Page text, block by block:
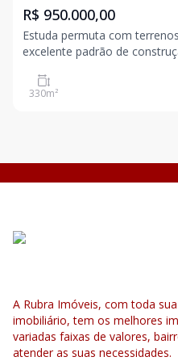
R$ 950.000,00
Estuda permuta com terrenos. Imóvel amplo,
excelente padrão de
conforto e qualidade em
valorizadas de Santo André. Terreno com 150m²
330m²
A Rubra Imóveis, com toda
imobiliário, tem os melhores
variadas faixas de valores,
atender as suas necessidades.